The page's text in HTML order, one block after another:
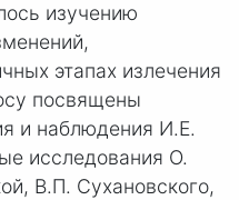
изучению
этапах излечения
посвящены
и наблюдения И.Е.
исследования О.
В.П. Сухановского,